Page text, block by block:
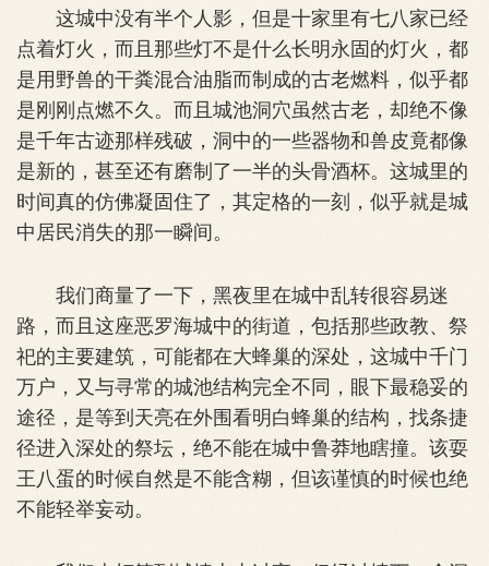
这城中没有半个人影，但是十家里有七八家已经
点着灯火，而且那些灯不是什么长明永固的灯火，都
是用野兽的干粪混合油脂而制成的古老燃料，似乎都
是刚刚点燃不久。而且城池洞穴虽然古老，却绝不像
是千年古迹那样残破，洞中的一些器物和兽皮竟都像
是新的，甚至还有磨制了一半的头骨酒杯。这城里的
时间真的仿佛凝固住了，其定格的一刻，似乎就是城
中居民消失的那一瞬间。
我们商量了一下，黑夜里在城中乱转很容易迷
路，而且这座恶罗海城中的街道，包括那些政教、祭
祀的主要建筑，可能都在大蜂巢的深处，这城中千门
万户，又与寻常的城池结构完全不同，眼下最稳妥的
途径，是等到天亮在外围看明白蜂巢的结构，找条捷
径进入深处的祭坛，绝不能在城中鲁莽地瞎撞。该耍
王八蛋的时候自然是不能含糊，但该谨慎的时候也绝
不能轻举妄动。